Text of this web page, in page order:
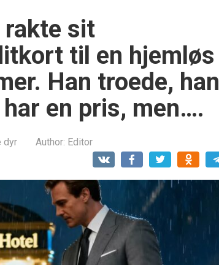
sit
til en hjemløs
Han troede, han
en pris, men….
dyr Author: Editor